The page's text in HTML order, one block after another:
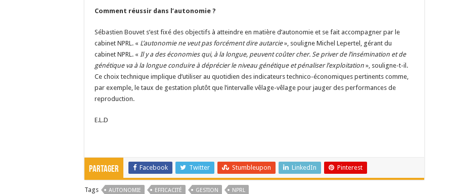
Comment réussir dans l’autonomie ?
Sébastien Bouvet s’est fixé des objectifs à atteindre en matière d’autonomie et se fait accompagner par le
cabinet NPRL. « L’autonomie ne veut pas forcément dire autarcie», souligne Michel Lepertel, gérant du
cabinet NPRL. « Il y a des économies qui, à la longue, peuvent coûter cher. Se priver de l’insémination et de
génétique va à la longue conduire à déprécier le niveau génétique et pénaliser l’exploitation », souligne-t-il.
Ce choix technique implique d’utiliser au quotidien des indicateurs technico-économiques pertinents comme,
par exemple, le taux de gestation plutôt que l’intervalle vêlage-vêlage pour jauger des performances de
reproduction.
E.L.D
Partager Facebook Twitter Stumbleupon LinkedIn Pinterest
Tags AUTONOMIE EFFICACITÉ GESTION NPRL